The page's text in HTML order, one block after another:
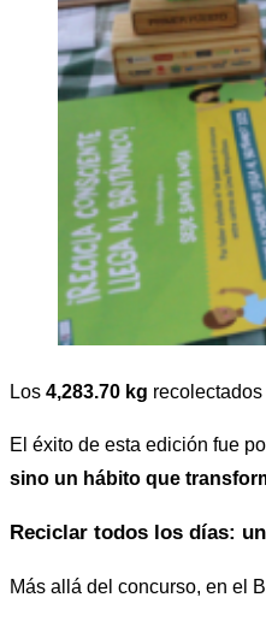
Los 4,283.70 kg
El éxito de esta edición fue
sino un hábito que
Reciclar todos los días:
Más allá del concurso, en el